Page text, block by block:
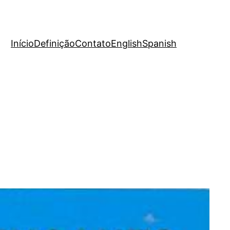
InícioDefiniçãoContatoEnglishSpanish